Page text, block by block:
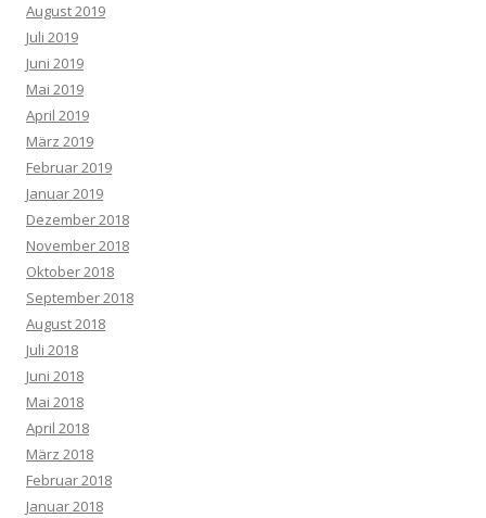
August 2019
Juli 2019
Juni 2019
Mai 2019
April 2019
März 2019
Februar 2019
Januar 2019
Dezember 2018
November 2018
Oktober 2018
September 2018
August 2018
Juli 2018
Juni 2018
Mai 2018
April 2018
März 2018
Februar 2018
Januar 2018